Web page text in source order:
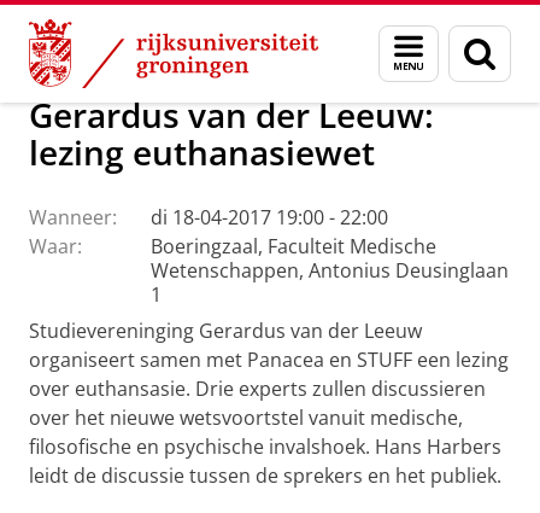
Skip
Content
Skip
Navigation
Menu
en
zoeken
Faculteit Religie, Cultuur en Maatschappij Agenda
Gerardus van der Leeuw:
lezing euthanasiewet
Wanneer:
di 18-04-2017 19:00 - 22:00
Waar:
Boeringzaal, Faculteit Medische
Wetenschappen, Antonius Deusinglaan
1
Studievereninging Gerardus van der Leeuw
organiseert samen met Panacea en STUFF een lezing
over euthansasie. Drie experts zullen discussieren
over het nieuwe wetsvoortstel vanuit medische,
filosofische en psychische invalshoek. Hans Harbers
leidt de discussie tussen de sprekers en het publiek.